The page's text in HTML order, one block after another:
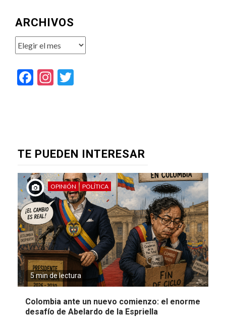
ARCHIVOS
Archivos
Facebook
Instagram
TE PUEDEN INTERESAR
OPINIÓN POLÍTICA
5 min de lectura
Colombia ante un nuevo comienzo: el enorme
desafío de Abelardo de la Espriella